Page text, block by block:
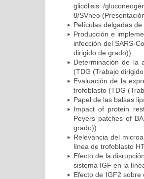
glicólisis /
8/SVneo
Películas delgadas
Producción e
infección del SARS-
dirigido de grado))
Determinación de la
(TDG (Trabajo
Evaluación de la
trofoblasto (TDG
Papel de las balsas
Impact of protein
Peyers patches of
grado))
Relevancia del
línea de trofoblasto
Efecto de la
sistema IGF en la
Efecto de IGF2 sobre